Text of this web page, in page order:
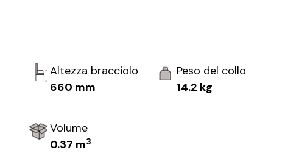
Altezza bracciolo
660 mm
Peso del collo
14.2 kg
Volume
0.37 m3